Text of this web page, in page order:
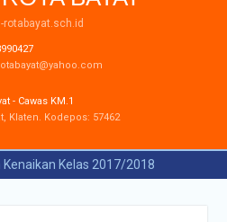
rotabayat.sch.id
- Cawas KM.1
Klaten. Kodepos: 57462
Kenaikan Kelas 2017/2018